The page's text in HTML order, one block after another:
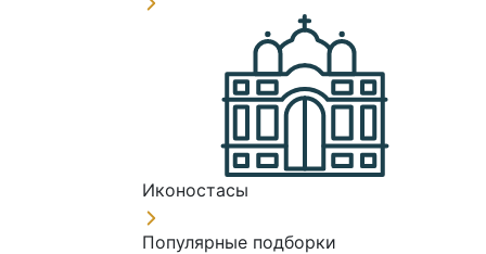
Иконостасы
Популярные подборки